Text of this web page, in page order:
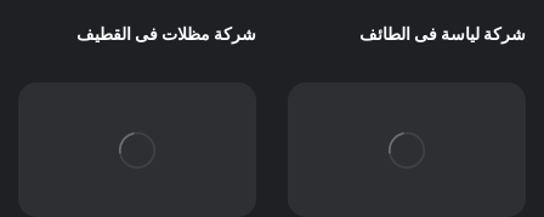
شركة لياسة فى الطائف شركة مظلات فى القطيف